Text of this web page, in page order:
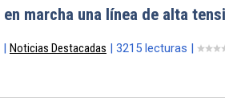
marcha una línea de alta
| Noticias Destacadas | 3215 lecturas |